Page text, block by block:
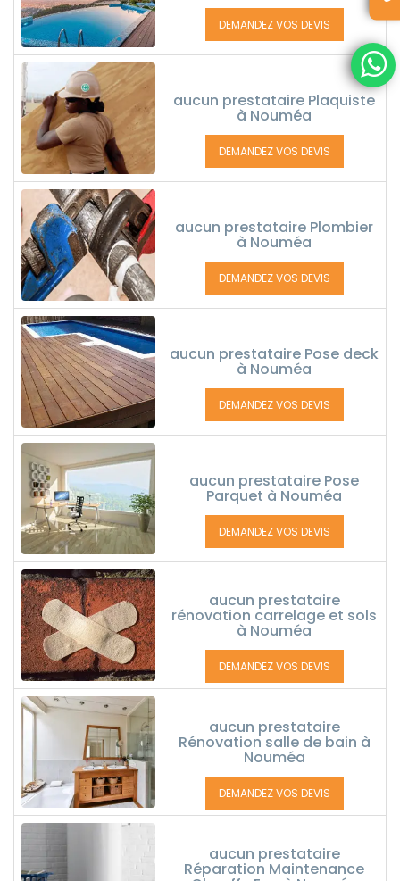
DEMANDEZ VOS DEVIS
aucun prestataire Plaquiste
à Nouméa
DEMANDEZ VOS DEVIS
aucun prestataire Plombier
à Nouméa
DEMANDEZ VOS DEVIS
aucun prestataire Pose deck
à Nouméa
DEMANDEZ VOS DEVIS
aucun prestataire Pose
Parquet à Nouméa
DEMANDEZ VOS DEVIS
aucun prestataire
rénovation carrelage et sols
à Nouméa
DEMANDEZ VOS DEVIS
aucun prestataire
Rénovation salle de bain à
Nouméa
DEMANDEZ VOS DEVIS
aucun prestataire
Réparation Maintenance